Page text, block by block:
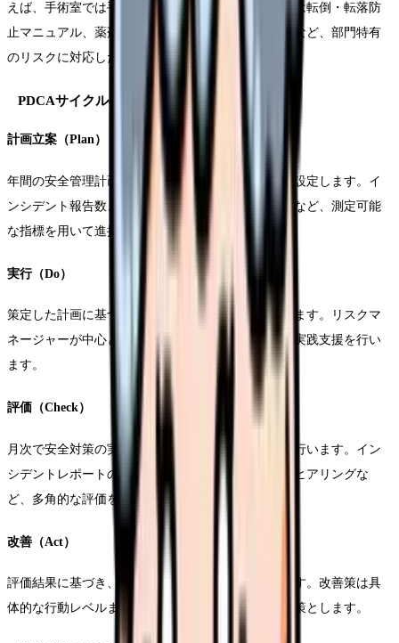
えば、手術室では手術安全チェックリスト、病棟では転倒・転落防
止マニュアル、薬剤部では薬剤安全管理マニュアルなど、部門特有
のリスクに対応した内容を整備します。
PDCAサイクルの確立
計画立案（Plan）
年間の安全管理計画を策定し、具体的な数値目標を設定します。イ
ンシデント報告数、研修参加率、安全対策の実施率など、測定可能
な指標を用いて進捗管理を行います。
実行（Do）
策定した計画に基づき、各部門で安全対策を実施します。リスクマ
ネージャーが中心となり、現場スタッフへの周知と実践支援を行い
ます。
評価（Check）
月次で安全対策の実施状況を評価し、課題の抽出を行います。イン
シデントレポートの分析、現場巡回、スタッフへのヒアリングな
ど、多角的な評価を実施します。
改善（Act）
評価結果に基づき、必要な改善策を検討し実施します。改善策は具
体的な行動レベルまで落とし込み、実効性のある対策とします。